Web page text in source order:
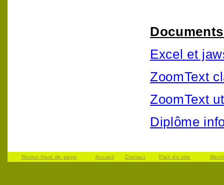
Excel et
ZoomText
ZoomText
Diplôme
Retour Haut de page Accueil Contact Plan du site